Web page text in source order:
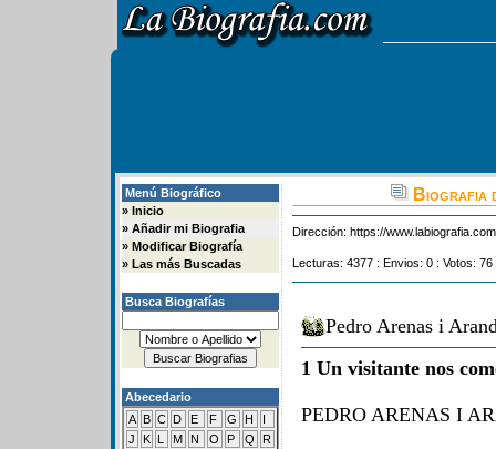
Menú Biográfico
» Inicio
» Añadir mi Biografia
» Modificar Biografía
» Las más Buscadas
Busca Biografías
Abecedario
A B C D E F G H
I
J
K L M N O P Q
R
Biografia
Dirección: https://
Lecturas: 4377 : Envios: 0 : Votos:
Pedro Arenas i
1 Un visitante nos
PEDRO ARENAS I